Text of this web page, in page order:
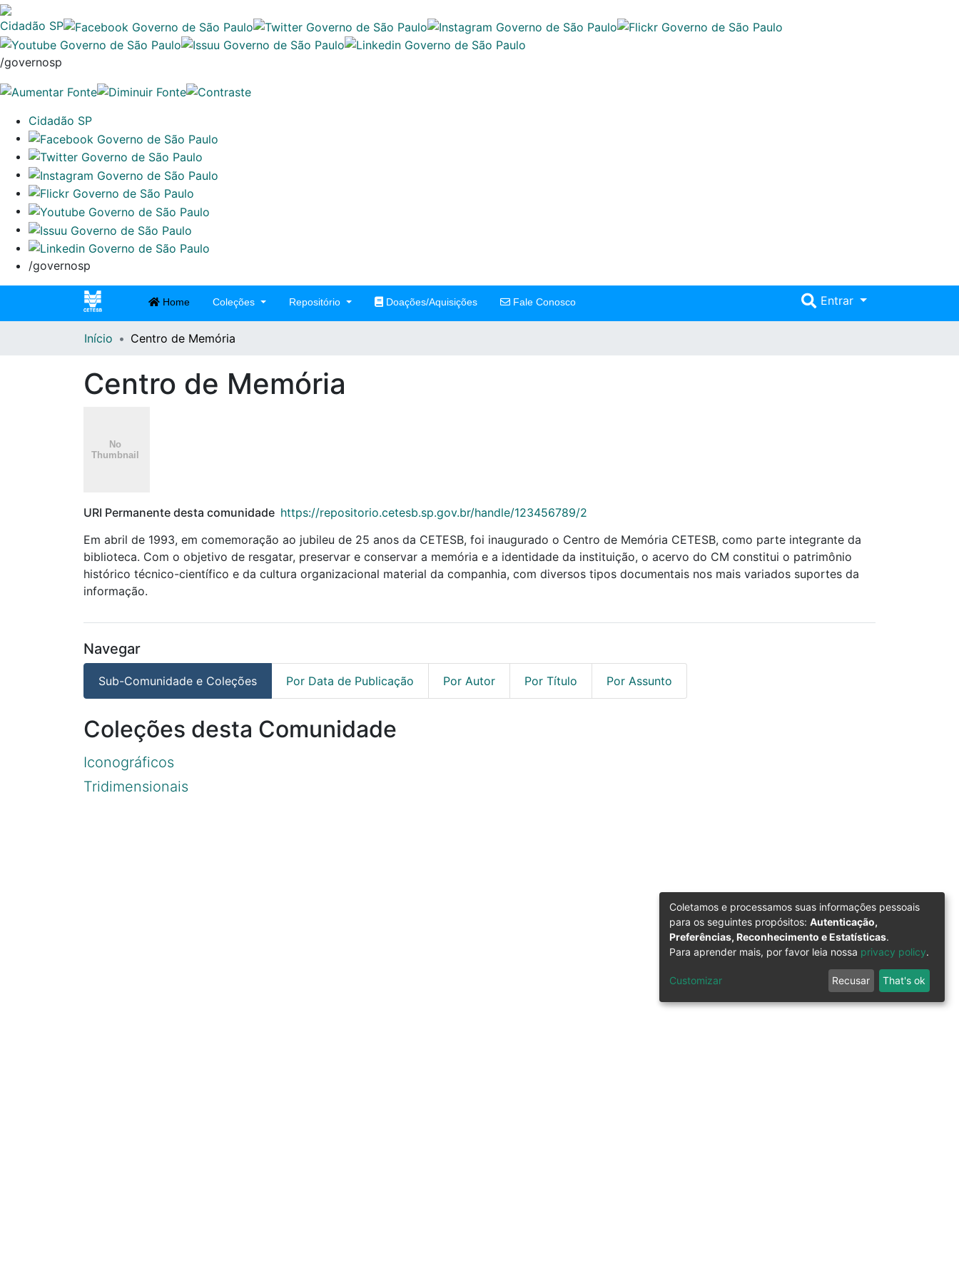
Cidadão SP
/governosp
Cidadão SP
/governosp
Entrar
Home Coleções Repositório Doações/Aquisições Fale Conosco
Início Centro de Memória
Centro de Memória
URI Permanente desta comunidade https://repositorio.cetesb.sp.gov.br/handle/123456789/2
Em abril de 1993, em comemoração ao jubileu de 25 anos da CETESB, foi inaugurado o Centro de Memória CETESB, como parte integrante da
biblioteca. Com o objetivo de resgatar, preservar e conservar a memória e a identidade da instituição, o acervo do CM constitui o patrimônio
histórico técnico-científico e da cultura organizacional material da companhia, com diversos tipos documentais nos mais variados suportes da
informação.
Navegar
Sub-Comunidade e Coleções Por Data de Publicação Por Autor Por Título Por Assunto
Coleções desta Comunidade
Iconográficos
Tridimensionais
Coletamos e processamos suas informações pessoais
para os seguintes propósitos: Autenticação,
Preferências, Reconhecimento e Estatísticas.
Para aprender mais, por favor leia nossa privacy policy.
Customizar Recusar That's ok